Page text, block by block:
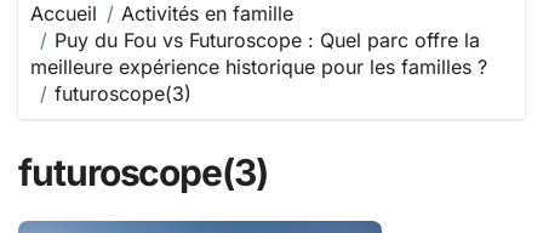
Accueil
Activités en famille
Puy du Fou vs Futuroscope : Quel parc offre la
meilleure expérience historique pour les familles ?
futuroscope(3)
futuroscope(3)